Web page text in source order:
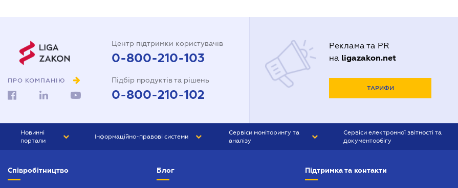
ПРО КОМПАНІЮ
Центр підтримки користувачів
0-800-210-103
Підбір продуктів та рішень
0-800-210-102
Реклама та PR
на ligazakon.net
ТАРИФИ
Новинні
портали
БІЗНЕС
Інформаційно-правові системи
Сервіси моніторингу та
аналізу
Сервіси електронної звітності та
документообігу
Співробітництво Блог Підтримка та контакти